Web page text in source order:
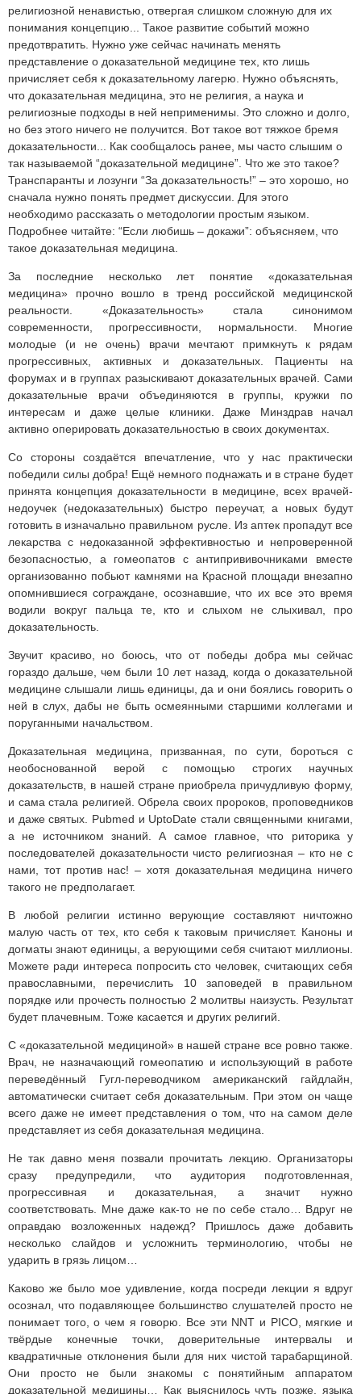
За последние несколько лет понятие «доказательная
медицина» прочно вошло в тренд российской медицинской
реальности. «Доказательность» стала синонимом
современности, прогрессивности, нормальности. Многие
молодые (и не очень) врачи мечтают примкнуть к рядам
прогрессивных, активных и доказательных. Пациенты на
форумах и в группах разыскивают доказательных врачей. Сами
доказательные врачи объединяются в группы, кружки по
интересам и даже целые клиники. Даже Минздрав начал
активно оперировать доказательностью в своих документах.
Со стороны создаётся впечатление, что у нас практически
победили силы добра! Ещё немного поднажать и в стране будет
принята концепция доказательности в медицине, всех врачей-
недоучек (недоказательных) быстро переучат, а новых будут
готовить в изначально правильном русле. Из аптек пропадут все
лекарства с недоказанной эффективностью и непроверенной
безопасностью, а гомеопатов с антипрививочниками вместе
организованно побьют камнями на Красной площади внезапно
опомнившиеся сограждане, осознавшие, что их все это время
водили вокруг пальца те, кто и слыхом не слыхивал, про
доказательность.
Звучит красиво, но боюсь, что от победы добра мы сейчас
гораздо дальше, чем были 10 лет назад, когда о доказательной
медицине слышали лишь единицы, да и они боялись говорить о
ней в слух, дабы не быть осмеянными старшими коллегами и
поруганными начальством.
Доказательная медицина, призванная, по сути, бороться с
необоснованной верой с помощью строгих научных
доказательств, в нашей стране приобрела причудливую форму,
и сама стала религией. Обрела своих пророков, проповедников
и даже святых. Pubmed и UptoDate стали священными книгами,
а не источником знаний. А самое главное, что риторика у
последователей доказательности чисто религиозная – кто не с
нами, тот против нас! – хотя доказательная медицина ничего
такого не предполагает.
В любой религии истинно верующие составляют ничтожно
малую часть от тех, кто себя к таковым причисляет. Каноны и
догматы знают единицы, а верующими себя считают миллионы.
Можете ради интереса попросить сто человек, считающих себя
православными, перечислить 10 заповедей в правильном
порядке или прочесть полностью 2 молитвы наизусть. Результат
будет плачевным. Тоже касается и других религий.
С «доказательной медициной» в нашей стране все ровно также.
Врач, не назначающий гомеопатию и использующий в работе
переведённый Гугл-переводчиком американский гайдлайн,
автоматически считает себя доказательным. При этом он чаще
всего даже не имеет представления о том, что на самом деле
представляет из себя доказательная медицина.
Не так давно меня позвали прочитать лекцию. Организаторы
сразу предупредили, что аудитория подготовленная,
прогрессивная и доказательная, а значит нужно
соответствовать. Мне даже как-то не по себе стало… Вдруг не
оправдаю возложенных надежд? Пришлось даже добавить
несколько слайдов и усложнить терминологию, чтобы не
ударить в грязь лицом…
Каково же было мое удивление, когда посреди лекции я вдруг
осознал, что подавляющее большинство слушателей просто не
понимает того, о чем я говорю. Все эти NNT и PICO, мягкие и
твёрдые конечные точки, доверительные интервалы и
квадратичные отклонения были для них чистой тарабарщиной.
Они просто не были знакомы с понятийным аппаратом
доказательной медицины… Как выяснилось чуть позже, языка